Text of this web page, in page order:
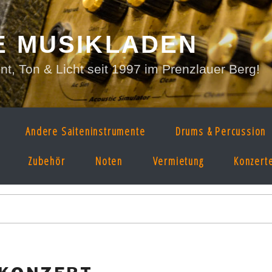
MUSIKLADEN
Ton & Licht seit 1997 im Prenzlauer Berg!
Andere Saiteninstrumente Drums & Percussion
Zubehör Noten Vermietung